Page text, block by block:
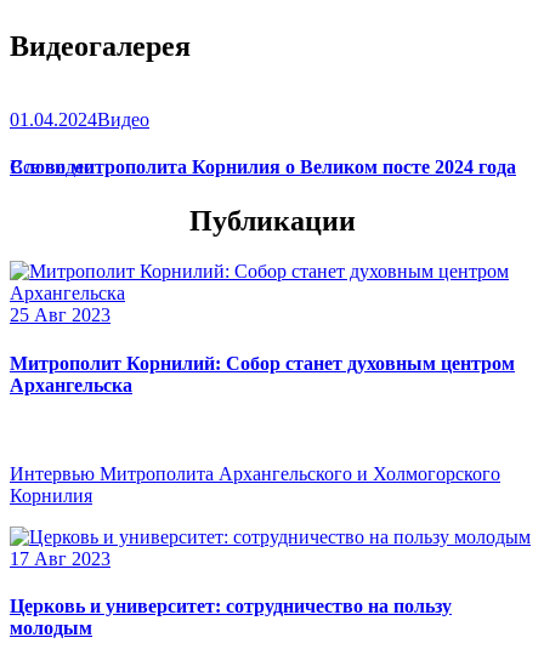
Видеогалерея
01.04.2024Видео
Слово митрополита Корнилия о Великом посте 2024 года
Все видео
Публикации
25 Авг 2023
Митрополит Корнилий: Собор станет духовным центром
Архангельска
Интервью Митрополита Архангельского и Холмогорского
Корнилия
17 Авг 2023
Церковь и университет: сотрудничество на пользу
молодым